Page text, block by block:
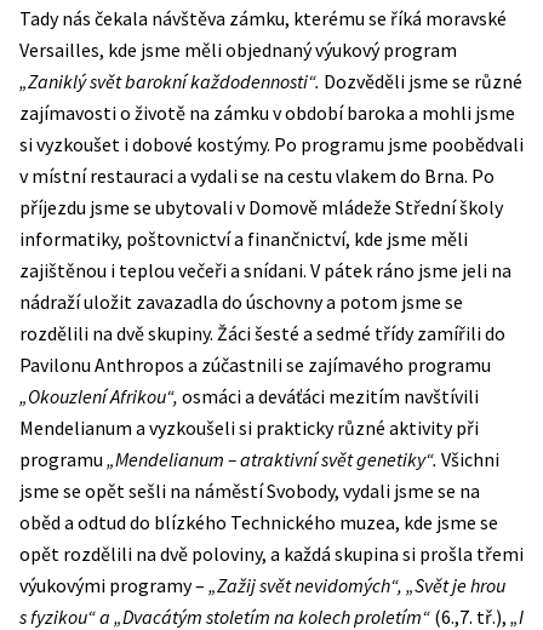
Tady nás čekala návštěva zámku, kterému se říká moravské
Versailles, kde jsme měli objednaný výukový program
„Zaniklý svět barokní každodennosti“. Dozvěděli jsme se různé
zajímavosti o životě na zámku v období baroka a mohli jsme
si vyzkoušet i dobové kostýmy. Po programu jsme poobědvali
v místní restauraci a vydali se na cestu vlakem do Brna. Po
příjezdu jsme se ubytovali v Domově mládeže Střední školy
informatiky, poštovnictví a finančnictví, kde jsme měli
zajištěnou i teplou večeři a snídani. V pátek ráno jsme jeli na
nádraží uložit zavazadla do úschovny a potom jsme se
rozdělili na dvě skupiny. Žáci šesté a sedmé třídy zamířili do
Pavilonu Anthropos a zúčastnili se zajímavého programu
„Okouzlení Afrikou“, osmáci a deváťáci mezitím navštívili
Mendelianum a vyzkoušeli si prakticky různé aktivity při
programu „Mendelianum – atraktivní svět genetiky“. Všichni
jsme se opět sešli na náměstí Svobody, vydali jsme se na
oběd a odtud do blízkého Technického muzea, kde jsme se
opět rozdělili na dvě poloviny, a každá skupina si prošla třemi
výukovými programy – „Zažij svět nevidomých“, „Svět je hrou
s fyzikou“ a „Dvacátým stoletím na kolech proletím“ (6.,7. tř.), „I